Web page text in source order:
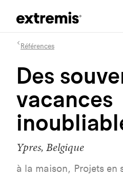
Références
Des
vacances
Ypres, Belgique
à la maison, Projets en